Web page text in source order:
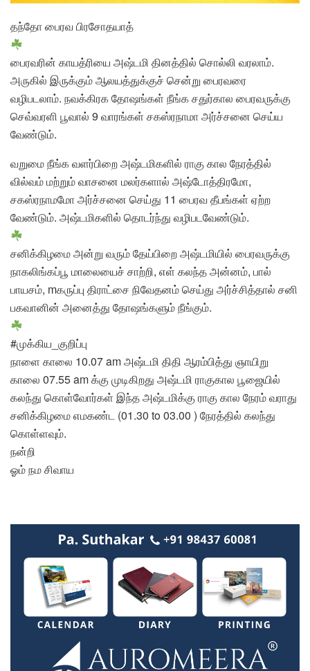
தந்தோ பைரவ பிரசோதயாத்
பைரவரின் காயத்ரியை அஷ்டமி தினத்தில் சொல்லி வரலாம்.
அருகில் இருக்கும் ஆலயத்துக்குச் சென்று பைரவரை
வழிபடலாம். நவக்கிரக தோஷங்கள் நீங்க சதுர்கால பைரவருக்கு
செவ்வரளி பூவால் 9 வாரங்கள் சகஸ்ரநாமா அர்ச்சனை செய்ய
வேண்டும்.
வறுமை நீங்க வளர்பிறை அஷ்டமிகளில் ராகு கால நேரத்தில்
வில்வம் மற்றும் வாசனை மலர்களால் அஷ்டோத்திரமோ,
சகஸ்ரநாமமோ அர்ச்சனை செய்து 11 பைரவ தீபங்கள் ஏற்ற
வேண்டும். அஷ்டமிகளில் தொடர்ந்து வழிபடவேண்டும்.
சனிக்கிழமை அன்று வரும் தேய்பிறை அஷ்டமியில் பைரவருக்கு
நாகலிங்கப்பூ மாலையைச் சாற்றி, எள் கலந்த அன்னம், பால்
பாயசம், mகருப்பு திராட்சை நிவேதனம் செய்து அர்ச்சித்தால் சனி
பகவானின் அனைத்து தோஷங்களும் நீங்கும்.
#முக்கிய_குறிப்பு
நாளை காலை 10.07 am அஷ்டமி திதி ஆரம்பித்து ஞாயிறு
காலை 07.55 am க்கு முடிகிறது அஷ்டமி ராகுகால பூஜையில்
கலந்து கொள்வோர்கள் இந்த அஷ்டமிக்கு ராகு கால நேரம் வராது
சனிக்கிழமை எமகண்ட (01.30 to 03.00 ) நேரத்தில் கலந்து
கொள்ளவும்.
நன்றி
ஓம் நம சிவாய